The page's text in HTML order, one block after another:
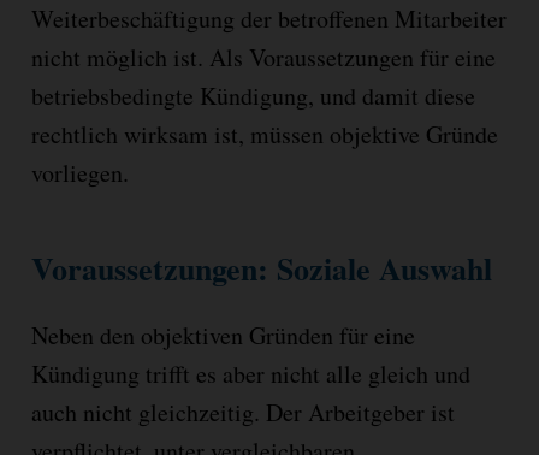
Weiterbeschäftigung der betroffenen Mitarbeiter
nicht möglich ist. Als Voraussetzungen für eine
betriebsbedingte Kündigung, und damit diese
rechtlich wirksam ist, müssen objektive Gründe
vorliegen.
Voraussetzungen: Soziale Auswahl
Neben den objektiven Gründen für eine
Kündigung trifft es aber nicht alle gleich und
auch nicht gleichzeitig. Der Arbeitgeber ist